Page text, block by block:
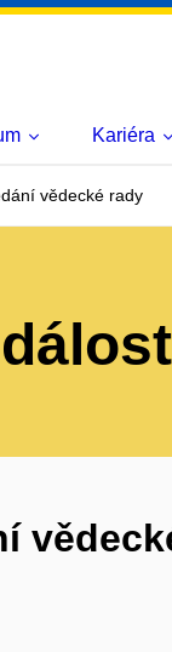
Kariéra
vědecké rady